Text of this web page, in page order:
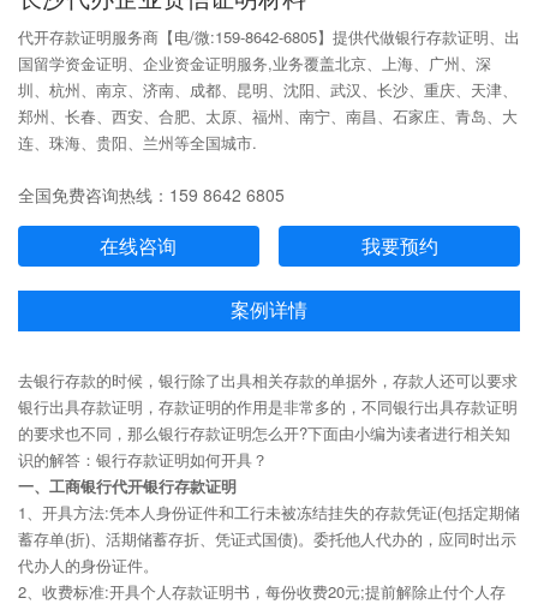
代开存款证明服务商【电/微:159-8642-6805】提供代做银行存款证明、出
国留学资金证明、企业资金证明服务,业务覆盖北京、上海、广州、深
圳、杭州、南京、济南、成都、昆明、沈阳、武汉、长沙、重庆、天津、
郑州、长春、西安、合肥、太原、福州、南宁、南昌、石家庄、青岛、大
连、珠海、贵阳、兰州等全国城市.
全国免费咨询热线：159 8642 6805
在线咨询 我要预约
案例详情
去银行存款的时候，银行除了出具相关存款的单据外，存款人还可以要求
银行出具存款证明，存款证明的作用是非常多的，不同银行出具存款证明
的要求也不同，那么银行存款证明怎么开?下面由小编为读者进行相关知
识的解答：银行存款证明如何开具？
一、工商银行代开银行存款证明
1、开具方法:凭本人身份证件和工行未被冻结挂失的存款凭证(包括定期储
蓄存单(折)、活期储蓄存折、凭证式国债)。委托他人代办的，应同时出示
代办人的身份证件。
2、收费标准:开具个人存款证明书，每份收费20元;提前解除止付个人存